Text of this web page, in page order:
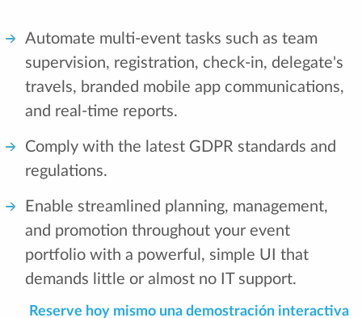
Automate multi-event tasks such as team
supervision, registration, check-in, delegate's
travels, branded mobile app communications,
and real-time reports.
Comply with the latest GDPR standards and
regulations.
Enable streamlined planning, management,
and promotion throughout your event
portfolio with a powerful, simple UI that
demands little or almost no IT support.
Reserve hoy mismo una demostración interactiva